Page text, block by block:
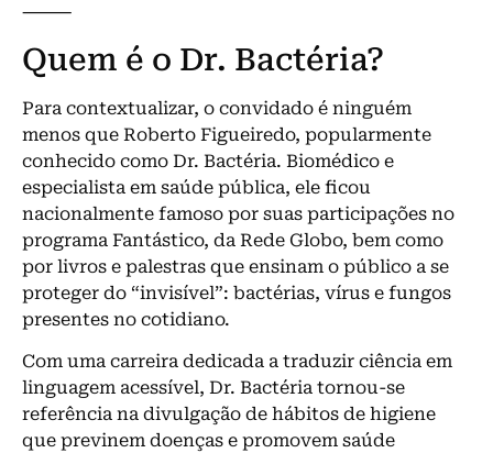
⸻
Quem é o Dr. Bactéria?
Para contextualizar, o convidado é ninguém
menos que Roberto Figueiredo, popularmente
conhecido como Dr. Bactéria. Biomédico e
especialista em saúde pública, ele ficou
nacionalmente famoso por suas participações no
programa Fantástico, da Rede Globo, bem como
por livros e palestras que ensinam o público a se
proteger do “invisível”: bactérias, vírus e fungos
presentes no cotidiano.
Com uma carreira dedicada a traduzir ciência em
linguagem acessível, Dr. Bactéria tornou-se
referência na divulgação de hábitos de higiene
que previnem doenças e promovem saúde